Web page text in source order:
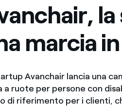
la creazione di valore grazie al
iniziative delle organizzazioni
marcia
Avanchair lancia una
a ruote per persone con
di riferimento per i clienti,